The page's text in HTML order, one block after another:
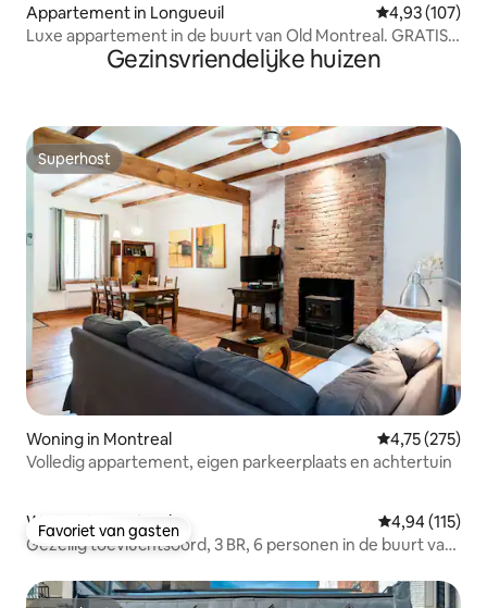
Appartement in Longueuil Gemiddelde
4,93 (107)
Luxe appartement in de buurt van Old Montreal. GRATIS
Gezinsvriendelijke huizen
Superhost
Superhost
Woning in Montreal Gemiddelde
4,75 (275)
Volledig appartement, eigen parkeerplaats en achtertuin
Favoriet van gasten
Favoriet van gasten
Woning in Montreal Gemiddelde
4,94 (115)
Gezellig toevluchtsoord, 3 BR, 6 personen in de buurt van